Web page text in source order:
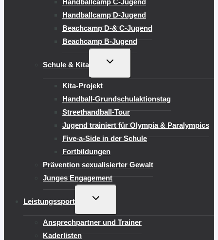
Handballcamp D-Jugend
Beachcamp D-& C-Jugend
Beachcamp B-Jugend
Schule & Kita
UNTERMENÜ
Kita-Projekt
Handball-Grundschulaktionstag
Streethandball-Tour
Jugend trainiert für Olympia & Paralympics
Five-a-Side in der Schule
Fortbildungen
Prävention sexualisierter Gewalt
Junges Engagement
Leistungssport
UNTERMENÜ
Ansprechpartner und Trainer
Kaderlisten